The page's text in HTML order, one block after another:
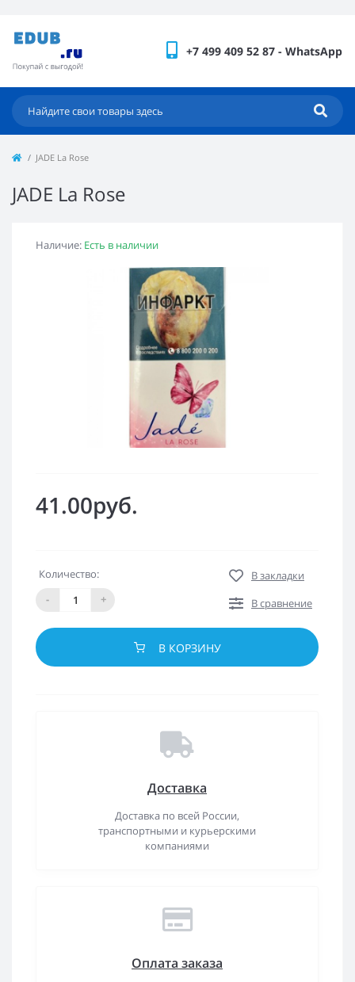
+7 499 409 52 87 - WhatsApp
JADE La Rose
JADE La Rose
Наличие: Есть в наличии
41.00руб.
Количество:
-
+
В закладки
В сравнение
В КОРЗИНУ
Доставка
Доставка по всей России,
транспортными и курьерскими
компаниями
Оплата заказа